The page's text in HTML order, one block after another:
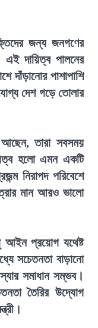
জন্য জনগণের
দায়িত্ব পালনের
দাঁড়ানোর পাশাপাশি
দেশ গড়ে তোলার
আছেন, তারা সবসময়
হলো এমন একটি
নিরাপদ পরিবেশে
মান আরও ভালো
আইন প্রয়োগ যথেষ্ট
সচেতনতা বাড়ানো
সমাধান সম্ভব।
তৈরির উদ্যোগ